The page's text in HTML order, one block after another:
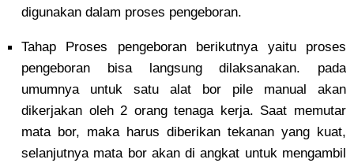
digunakan dalam proses pengeboran.
Tahap Proses pengeboran berikutnya yaitu proses
pengeboran bisa langsung dilaksanakan. pada
umumnya untuk satu alat bor pile manual akan
dikerjakan oleh 2 orang tenaga kerja. Saat memutar
mata bor, maka harus diberikan tekanan yang kuat,
selanjutnya mata bor akan di angkat untuk mengambil